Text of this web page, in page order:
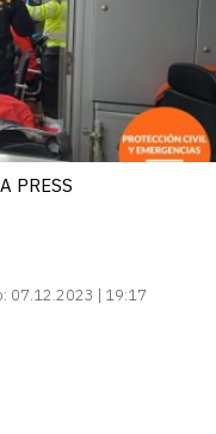
PRESS
07.12.2023 | 19:17